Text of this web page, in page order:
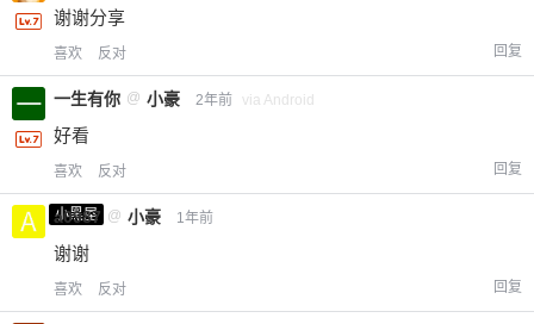
谢谢分享
喜欢 反对 回复
一生有你 @ 小豪 2年前 via Android
好看
喜欢 反对 回复
小黑屋
a0987 @ 小豪 1年前
谢谢
喜欢 反对 回复